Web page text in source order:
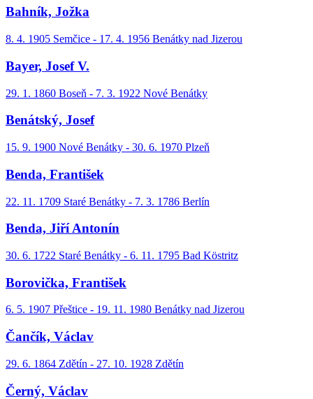
Bahník, Jožka
8. 4. 1905 Semčice - 17. 4. 1956 Benátky nad Jizerou
Bayer, Josef V.
29. 1. 1860 Boseň - 7. 3. 1922 Nové Benátky
Benátský, Josef
15. 9. 1900 Nové Benátky - 30. 6. 1970 Plzeň
Benda, František
22. 11. 1709 Staré Benátky - 7. 3. 1786 Berlín
Benda, Jiří Antonín
30. 6. 1722 Staré Benátky - 6. 11. 1795 Bad Köstritz
Borovička, František
6. 5. 1907 Přeštice - 19. 11. 1980 Benátky nad Jizerou
Čančík, Václav
29. 6. 1864 Zdětín - 27. 10. 1928 Zdětín
Černý, Václav